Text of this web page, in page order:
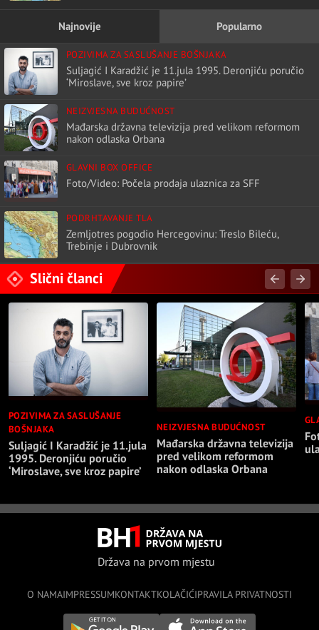
Najnovije Popularno
POZIVIMA ZA SASLUŠANJE BOŠNJAKA
Suljagić I Karadžić je 11.jula 1995. Deronjiću poručio
‘Miroslave, sve kroz papire’
NEIZVJESNA BUDUĆNOST
Mađarska državna televizija pred velikom reformom
nakon odlaska Orbana
GLAVNI BOX OFFICE
Foto/Video: Počela prodaja ulaznica za SFF
PODRHTAVANJE TLA
Zemljotres pogodio Hercegovinu: Treslo Bileću,
Trebinje i Dubrovnik
Slični članci
POZIVIMA ZA SASLUŠANJE
BOŠNJAKA
Suljagić I Karadžić je 11.jula
1995. Deronjiću poručio
‘Miroslave, sve kroz papire’
NEIZVJESNA BUDUĆNOST
Mađarska državna televizija
pred velikom reformom
nakon odlaska Orbana
Država na prvom mjestu
O NAMAIMPRESSUMKONTAKTKOLAČIĆIPRAVILA PRIVATNOSTI